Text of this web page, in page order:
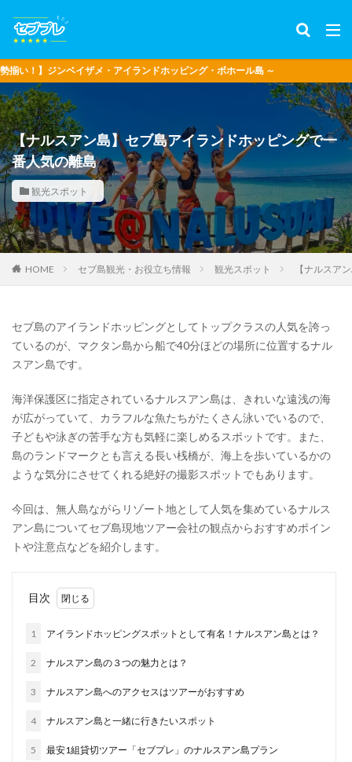
イザメ・アイランドホッピング・ボホール島 ～
【ナルスアン島】セブ島アイランドホッピングで一
番人気の離島
観光スポット
HOME セブ島観光・お役立ち情報 観光スポット 【ナルスア
セブ島のアイランドホッピングとしてトップクラスの人気を誇っ
ているのが、マクタン島から船で40分ほどの場所に位置するナル
スアン島です。
海洋保護区に指定されているナルスアン島は、きれいな遠浅の海
が広がっていて、カラフルな魚たちがたくさん泳いでいるので、
子どもや泳ぎの苦手な方も気軽に楽しめるスポットです。また、
島のランドマークとも言える長い桟橋が、海上を歩いているかの
ような気分にさせてくれる絶好の撮影スポットでもあります。
今回は、無人島ながらリゾート地として人気を集めているナルス
アン島についてセブ島現地ツアー会社の観点からおすすめポイン
トや注意点などを紹介します。
目次
1 アイランドホッピングスポットとして有名！ナルスアン島とは？
2 ナルスアン島の３つの魅力とは？
3 ナルスアン島へのアクセスはツアーがおすすめ
4 ナルスアン島と一緒に行きたいスポット
5 最安1組貸切ツアー「セブプレ」のナルスアン島プラン